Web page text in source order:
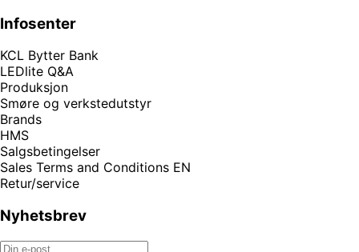
Infosenter
KCL Bytter Bank
LEDlite Q&A
Produksjon
Smøre og verkstedutstyr
Brands
HMS
Salgsbetingelser
Sales Terms and Conditions EN
Retur/service
Nyhetsbrev